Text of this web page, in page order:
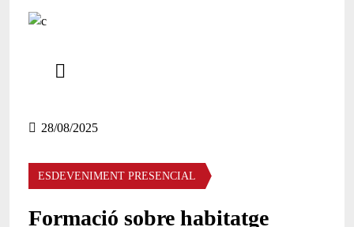
28/08/2025
ESDEVENIMENT PRESENCIAL
Formació sobre habitatge